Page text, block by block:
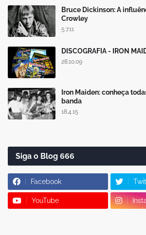
Bruce Dickinson: A
Crowley
5.7.11
DISCOGRAFIA - IRON
28.10.09
Iron Maiden: conheça
banda
18.4.15
Siga o Blog 666
Facebook
YouTube